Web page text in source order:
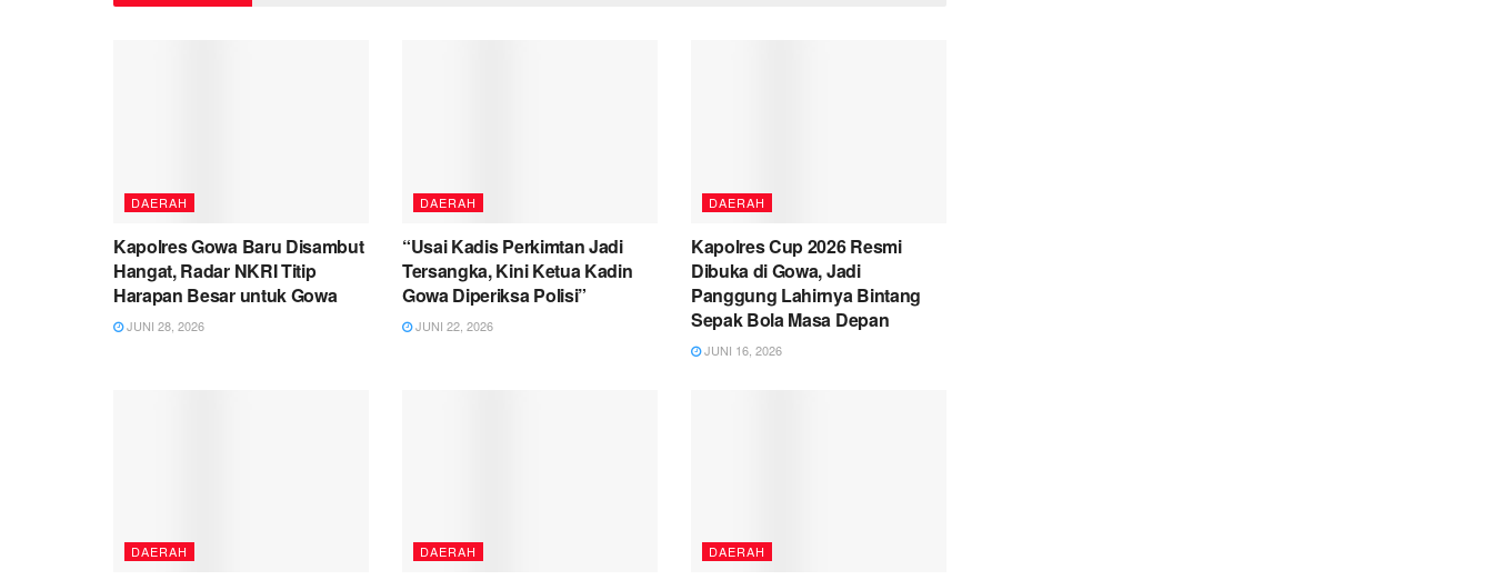
DAERAH
Kapolres Gowa Baru Disambut
Hangat, Radar NKRI Titip
Harapan Besar untuk Gowa
JUNI 28, 2026
DAERAH
“Usai Kadis Perkimtan Jadi
Tersangka, Kini Ketua Kadin
Gowa Diperiksa Polisi”
JUNI 22, 2026
DAERAH
Kapolres Cup 2026 Resmi
Dibuka di Gowa, Jadi
Panggung Lahirnya Bintang
Sepak Bola Masa Depan
JUNI 16, 2026
DAERAH DAERAH DAERAH